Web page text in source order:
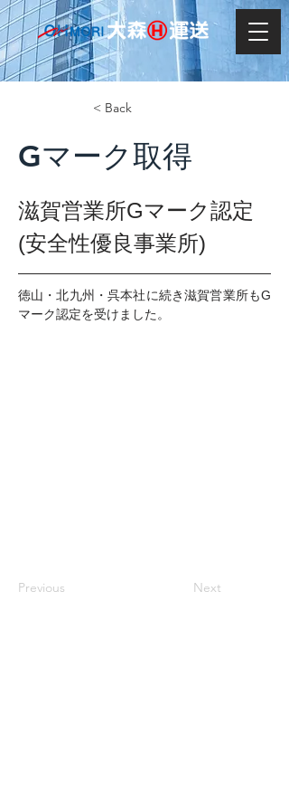
< Back
Gマーク取得
滋賀営業所Gマーク認定
(安全性優良事業所)
徳山・北九州・呉本社に続き滋賀営業所もG
マーク認定を受けました。
Previous Next